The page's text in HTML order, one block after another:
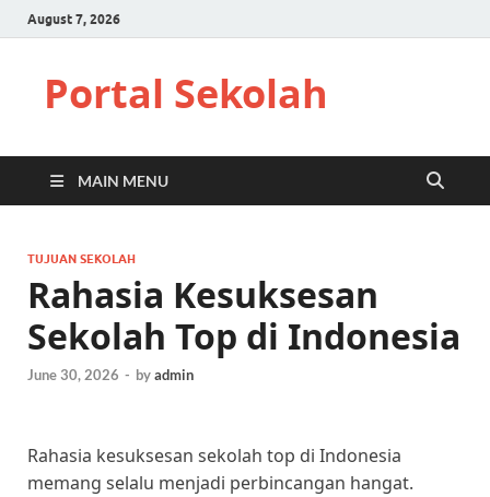
August 7, 2026
Portal Sekolah
MAIN MENU
TUJUAN SEKOLAH
Rahasia Kesuksesan
Sekolah Top di Indonesia
June 30, 2026 - byadmin
Rahasia kesuksesan sekolah top di Indonesia
memang selalu menjadi perbincangan hangat.